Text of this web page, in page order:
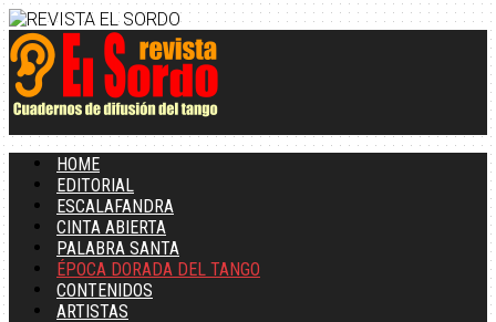
HOME
EDITORIAL
ESCALAFANDRA
CINTA ABIERTA
PALABRA SANTA
ÉPOCA DORADA DEL TANGO
CONTENIDOS
ARTISTAS